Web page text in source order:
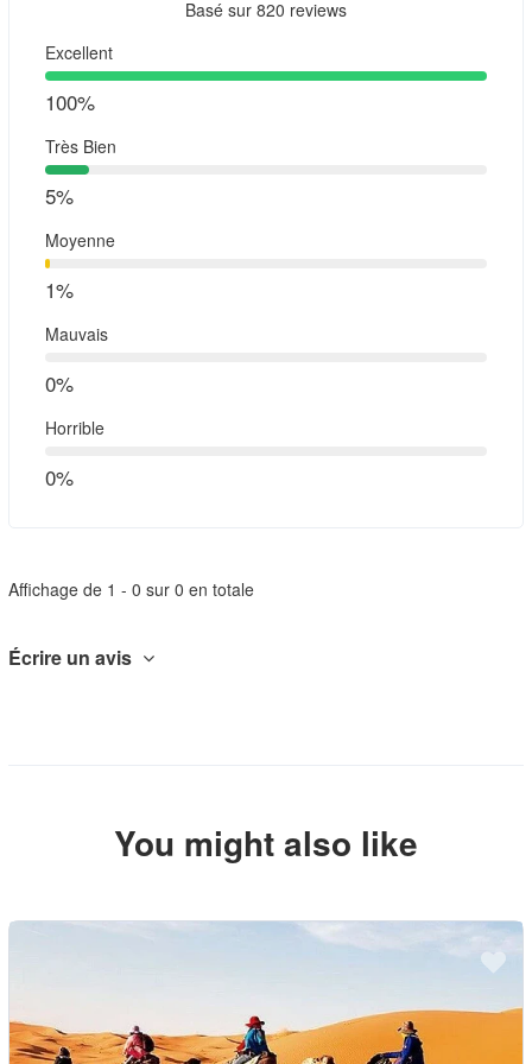
Basé sur 820 reviews
Excellent
100%
Très Bien
5%
Moyenne
1%
Mauvais
0%
Horrible
0%
Affichage de 1 - 0 sur 0 en totale
Écrire un avis
You might also like